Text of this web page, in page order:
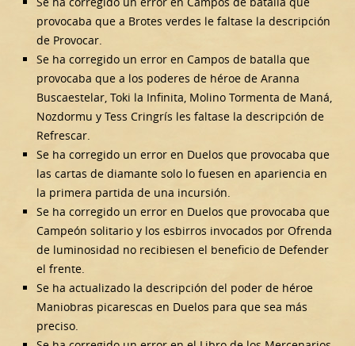
provocaba que a Brotes verdes le faltase la descripción
de Provocar.
Se ha corregido un error en Campos de batalla que
provocaba que a los poderes de héroe de Aranna
Buscaestelar, Toki la Infinita, Molino Tormenta de Maná,
Nozdormu y Tess Cringrís les faltase la descripción de
Refrescar.
Se ha corregido un error en Duelos que provocaba que
las cartas de diamante solo lo fuesen en apariencia en
la primera partida de una incursión.
Se ha corregido un error en Duelos que provocaba que
Campeón solitario y los esbirros invocados por Ofrenda
de luminosidad no recibiesen el beneficio de Defender
el frente.
Se ha actualizado la descripción del poder de héroe
Maniobras picarescas en Duelos para que sea más
preciso.